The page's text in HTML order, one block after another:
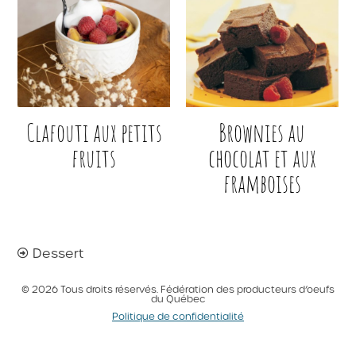
Clafouti aux petits
fruits
Brownies au
chocolat et aux
framboises
Dessert
© 2026 Tous droits réservés. Fédération des producteurs d’oeufs
du Québec
Politique de confidentialité